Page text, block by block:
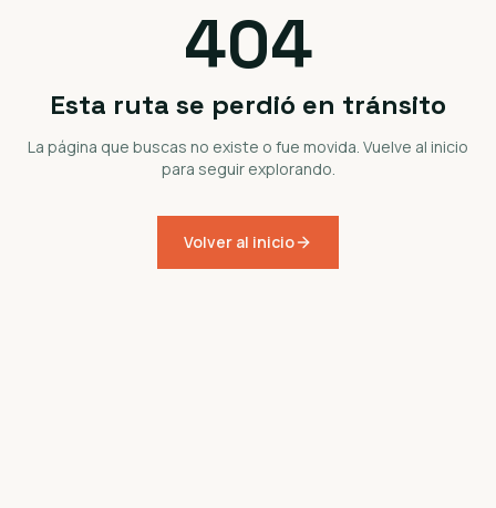
404
Esta ruta se perdió en tránsito
La página que buscas no existe o fue movida. Vuelve al inicio
para seguir explorando.
Volver al inicio